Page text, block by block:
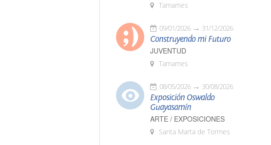
Tamames
09/01/2026 31/12/2026
Construyendo mi Futuro
JUVENTUD
Tamames
08/05/2026 30/08/2026
Exposición Oswaldo
Guayasamín
ARTE / EXPOSICIONES
Santa Marta de Tormes